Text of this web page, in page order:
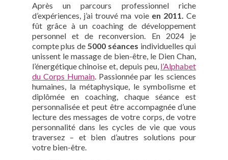
Après un parcours professionnel riche
d’expériences, j’ai trouvé ma voie en 2011.Ce
fût grâce à un coaching de développement
personnel et de reconversion. En 2024 je
compte plus de 5000 séances individuelles qui
unissent le massage de bien-être, le Dien Chan,
l’énergétique chinoise et, depuis peu, l’Alphabet
du Corps Humain. Passionnée par les sciences
humaines, la métaphysique, le symbolisme et
diplômée en coaching, chaque séance est
personnalisée et peut être accompagnée d’une
lecture des messages de votre corps, de votre
personnalité dans les cycles de vie que vous
traversez – et bien d’autres solutions pour
votre bien-être.